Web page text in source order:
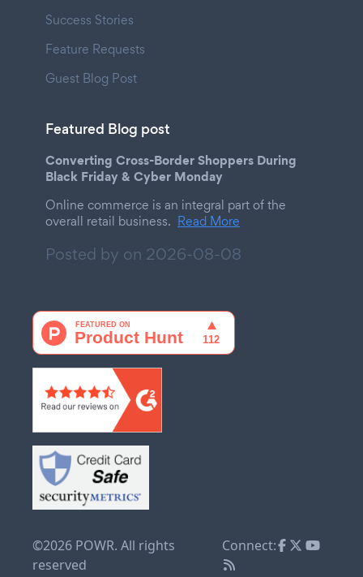
Success Stories
Feature Requests
Guest Blog Post
Featured Blog post
Converting Cross-Border Shoppers During
Black Friday & Cyber Monday
Online commerce is an integral part of the
overall retail business. Read More
Posted by on 2026-08-08
©2026 POWR. All rights
reserved
Connect: